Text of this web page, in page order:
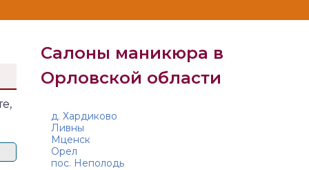
Салоны маникюра в
Орловской области
д. Хардиково
Ливны
Мценск
Орел
пос. Неполодь